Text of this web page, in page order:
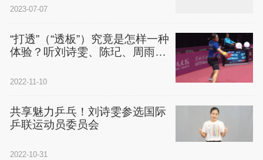
2023-07-07
“打透”（“透板”）究竟是怎样一种
体验？听刘诗雯、陈玘、周雨国
2022-11-10
共享魅力乒乓！刘诗雯参选国际
乒联运动员委员会
2022-10-31